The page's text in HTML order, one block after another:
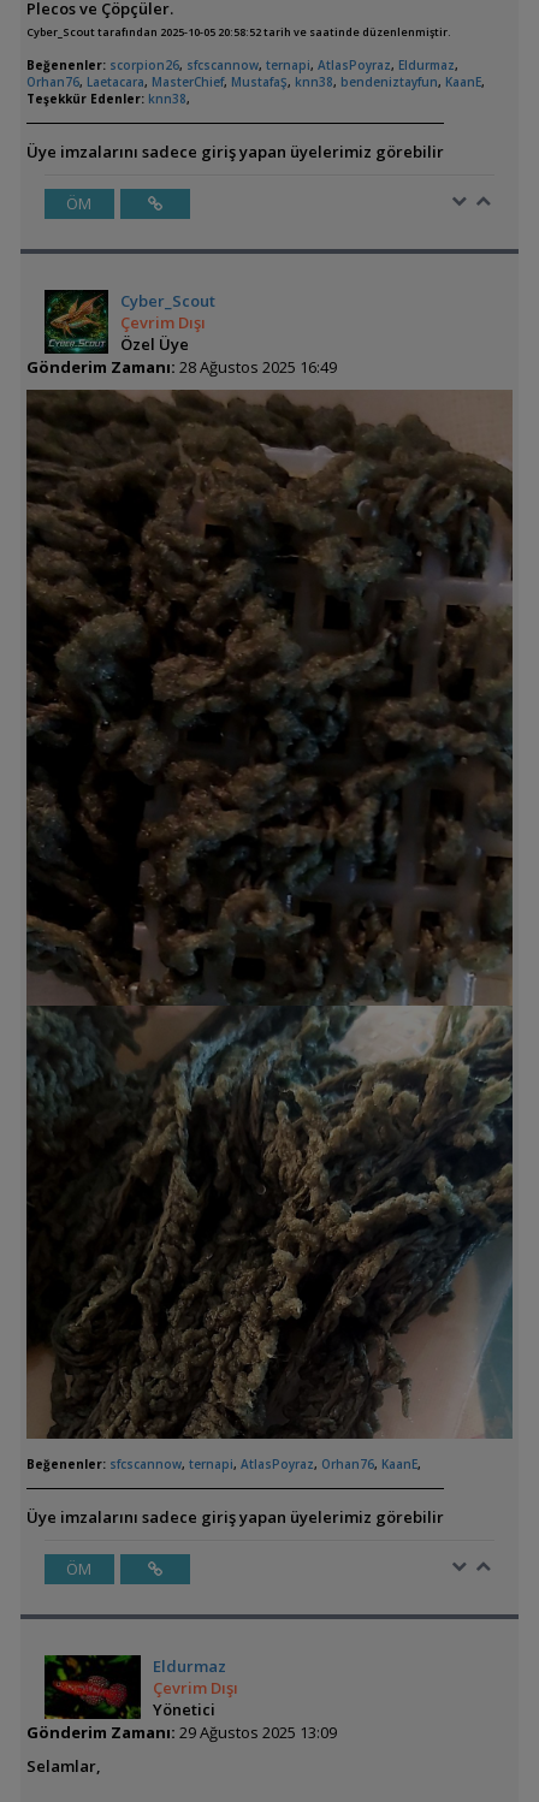
Plecos ve Çöpçüler.
Cyber_Scout tarafından 2025-10-05 20:58:52 tarih ve saatinde düzenlenmiştir.
Beğenenler: scorpion26, sfcscannow, ternapi, AtlasPoyraz, Eldurmaz,
Orhan76, Laetacara, MasterChief, MustafaŞ, knn38, bendeniztayfun, KaanE,
Teşekkür Edenler: knn38,
Üye imzalarını sadece giriş yapan üyelerimiz görebilir
ÖM
Cyber_Scout
Çevrim Dışı
Özel Üye
Gönderim Zamanı: 28 Ağustos 2025 16:49
Beğenenler: sfcscannow, ternapi, AtlasPoyraz, Orhan76, KaanE,
Üye imzalarını sadece giriş yapan üyelerimiz görebilir
ÖM
Eldurmaz
Çevrim Dışı
Yönetici
Gönderim Zamanı: 29 Ağustos 2025 13:09
Selamlar,